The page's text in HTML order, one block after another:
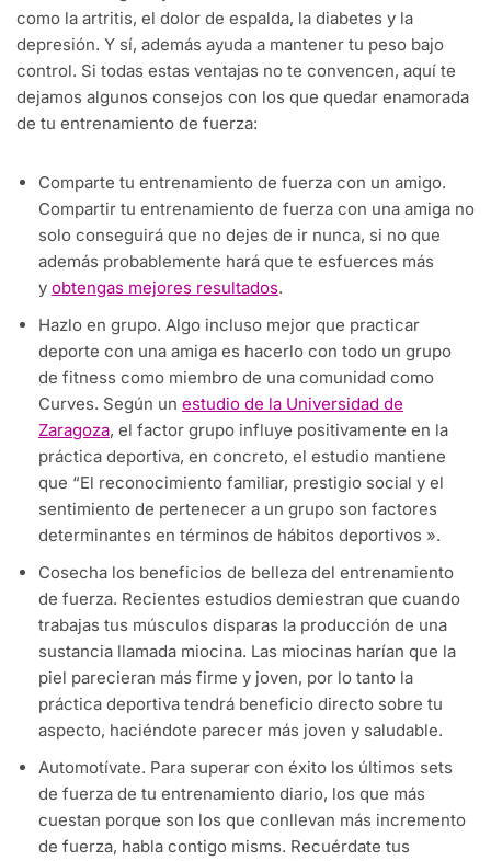
como la artritis, el dolor de espalda, la diabetes y la
depresión. Y sí, además ayuda a mantener tu peso bajo
control. Si todas estas ventajas no te convencen, aquí te
dejamos algunos consejos con los que quedar enamorada
de tu entrenamiento de fuerza:
Comparte tu entrenamiento de fuerza con un amigo.
Compartir tu entrenamiento de fuerza con una amiga no
solo conseguirá que no dejes de ir nunca, si no que
además probablemente hará que te esfuerces más
y obtengas mejores resultados.
Hazlo en grupo. Algo incluso mejor que practicar
deporte con una amiga es hacerlo con todo un grupo
de fitness como miembro de una comunidad como
Curves. Según un estudio de la Universidad de
Zaragoza, el factor grupo influye positivamente en la
práctica deportiva, en concreto, el estudio mantiene
que “El reconocimiento familiar, prestigio social y el
sentimiento de pertenecer a un grupo son factores
determinantes en términos de hábitos deportivos ».
Cosecha los beneficios de belleza del entrenamiento
de fuerza. Recientes estudios demiestran que cuando
trabajas tus músculos disparas la producción de una
sustancia llamada miocina. Las miocinas harían que la
piel parecieran más firme y joven, por lo tanto la
práctica deportiva tendrá beneficio directo sobre tu
aspecto, haciéndote parecer más joven y saludable.
Automotívate. Para superar con éxito los últimos sets
de fuerza de tu entrenamiento diario, los que más
cuestan porque son los que conllevan más incremento
de fuerza, habla contigo misms. Recuérdate tus